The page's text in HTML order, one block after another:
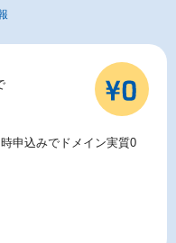
申込みでドメイン実質0